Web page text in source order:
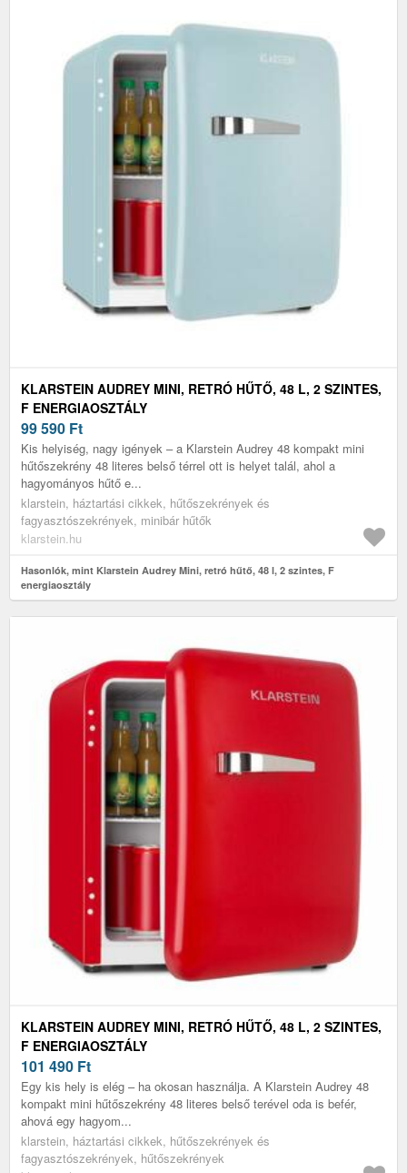
KLARSTEIN AUDREY MINI, RETRÓ HŰTŐ, 48 L, 2 SZINTES,
F ENERGIAOSZTÁLY
99 590 Ft
Kis helyiség, nagy igények – a Klarstein Audrey 48 kompakt mini
hűtőszekrény 48 literes belső térrel ott is helyet talál, ahol a
hagyományos hűtő e...
klarstein, háztartási cikkek, hűtőszekrények és
fagyasztószekrények, minibár hűtők
klarstein.hu
Hasonlók, mint Klarstein Audrey Mini, retró hűtő, 48 l, 2 szintes, F
energiaosztály
KLARSTEIN AUDREY MINI, RETRÓ HŰTŐ, 48 L, 2 SZINTES,
F ENERGIAOSZTÁLY
101 490 Ft
Egy kis hely is elég – ha okosan használja. A Klarstein Audrey 48
kompakt mini hűtőszekrény 48 literes belső terével oda is befér,
ahová egy hagyom...
klarstein, háztartási cikkek, hűtőszekrények és
fagyasztószekrények, hűtőszekrények